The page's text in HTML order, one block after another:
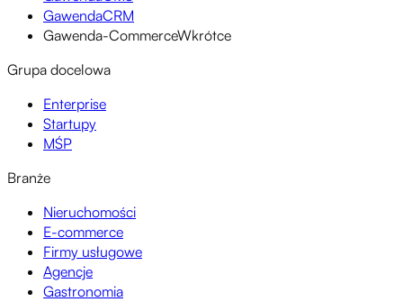
GawendaCRM
Gawenda-CommerceWkrótce
Grupa docelowa
Enterprise
Startupy
MŚP
Branże
Nieruchomości
E-commerce
Firmy usługowe
Agencje
Gastronomia